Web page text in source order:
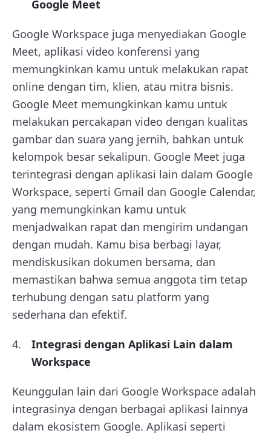
Google Meet
Google Workspace juga menyediakan Google
Meet, aplikasi video konferensi yang
memungkinkan kamu untuk melakukan rapat
online dengan tim, klien, atau mitra bisnis.
Google Meet memungkinkan kamu untuk
melakukan percakapan video dengan kualitas
gambar dan suara yang jernih, bahkan untuk
kelompok besar sekalipun. Google Meet juga
terintegrasi dengan aplikasi lain dalam Google
Workspace, seperti Gmail dan Google Calendar,
yang memungkinkan kamu untuk
menjadwalkan rapat dan mengirim undangan
dengan mudah. Kamu bisa berbagi layar,
mendiskusikan dokumen bersama, dan
memastikan bahwa semua anggota tim tetap
terhubung dengan satu platform yang
sederhana dan efektif.
Integrasi dengan Aplikasi Lain dalam
Workspace
Keunggulan lain dari Google Workspace adalah
integrasinya dengan berbagai aplikasi lainnya
dalam ekosistem Google. Aplikasi seperti